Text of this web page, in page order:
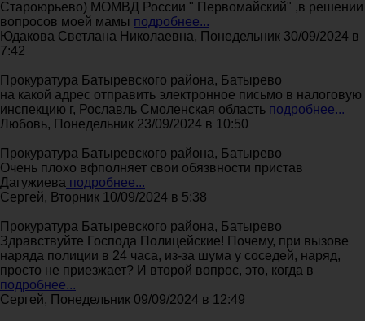
Староюрьево) МОМВД России " Первомайский" ,в решении
вопросов моей мамы подробнее...
Юдакова Светлана Николаевна, Понедельник 30/09/2024 в
7:42
Прокуратура Батыревского района, Батырево
на какой адрес отправить электронное письмо в налоговую
инспекцию г, Рославль Смоленская область подробнее...
Любовь, Понедельник 23/09/2024 в 10:50
Прокуратура Батыревского района, Батырево
Очень плохо вфполняет свои обязвности пристав
Дагужиева подробнее...
Сергей, Вторник 10/09/2024 в 5:38
Прокуратура Батыревского района, Батырево
Здравствуйте Господа Полицейские! Почему, при вызове
наряда полиции в 24 часа, из-за шума у соседей, наряд,
просто не приезжает? И второй вопрос, это, когда в
подробнее...
Сергей, Понедельник 09/09/2024 в 12:49